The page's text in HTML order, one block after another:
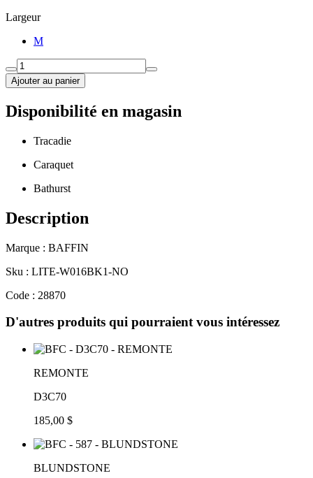
Largeur
M
Ajouter au panier
Disponibilité en magasin
Tracadie
Caraquet
Bathurst
Description
Marque : BAFFIN
Sku : LITE-W016BK1-NO
Code : 28870
D'autres produits qui pourraient vous intéressez
REMONTE
D3C70
185,00 $
BLUNDSTONE